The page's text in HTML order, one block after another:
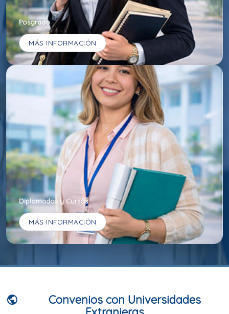
Posgrado
MÁS INFORMACIÓN
Diplomados y Cursos
MÁS INFORMACIÓN
public
Convenios con Universidades